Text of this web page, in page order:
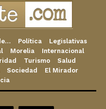
Política
Legislativas
Morelia
Internacional
Turismo
Salud
Sociedad
El Mirador